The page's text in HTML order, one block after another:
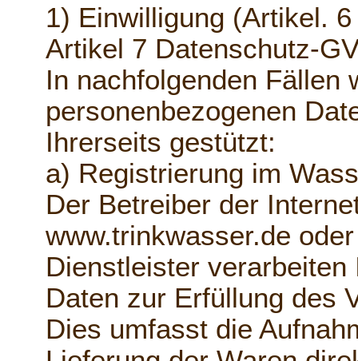
1) Einwilligung (Artikel.
Artikel 7 Datenschutz-
In nachfolgenden Fällen
personenbezogenen
Ihrerseits gestützt:
a) Registrierung im
Der Betreiber der
www.trinkwasser.de
Dienstleister
Daten zur Erfüllung des
Dies umfasst die